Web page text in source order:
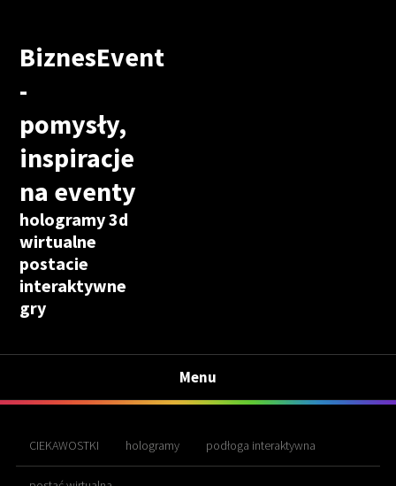
BiznesEvent
-
pomysły,
inspiracje
na eventy
hologramy 3d
wirtualne
postacie
interaktywne
gry
Menu
CIEKAWOSTKI hologramy podłoga interaktywna